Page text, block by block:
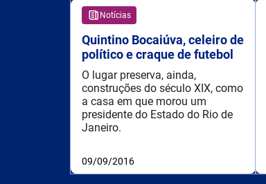
Notícias
Quintino Bocaiúva, celeiro de
político e craque de futebol
O lugar preserva, ainda,
construções do século XIX, como
a casa em que morou um
presidente do Estado do Rio de
Janeiro.
09/09/2016